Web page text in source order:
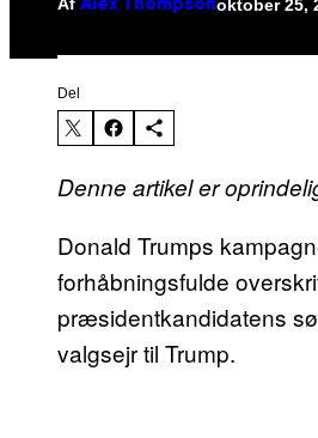
Af Alex Thompsonoktober 25,
Del
Denne artikel er
Donald Trumps
forhåbningsfulde
præsidentkandidatens
valgsejr til Trump.